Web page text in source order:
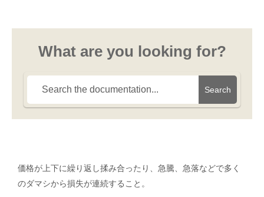
What are you looking for?
Search
価格が上下に繰り返し揉み合ったり、急騰、急落などで多く
のダマシから損失が連続すること。